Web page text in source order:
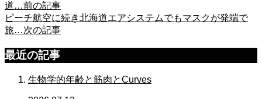
道…前の記事
ピーチ航空に続き北海道エアシステムでもマスクが発端で
旅…次の記事
最近の記事
生物学的年齢と筋肉とCurves